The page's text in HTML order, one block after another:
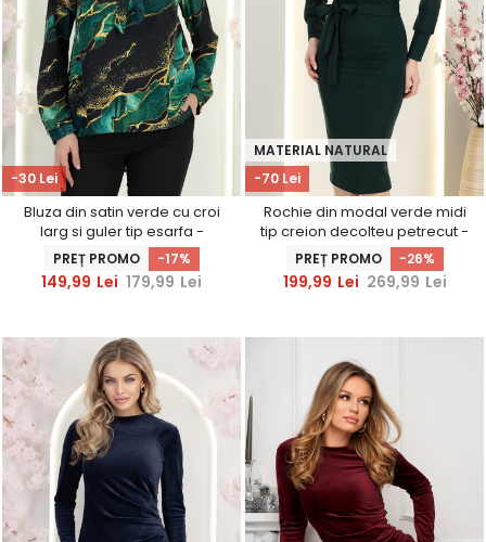
-30 Lei
Bluza din satin verde cu croi
larg si guler tip esarfa -
StarShinerS
PREȚ PROMO -17%
149,99 Lei 179,99 Lei
-70 Lei
MATERIAL NATURAL
Rochie din modal verde midi
tip creion decolteu petrecut -
StarShinerS
PREȚ PROMO -26%
199,99 Lei 269,99 Lei